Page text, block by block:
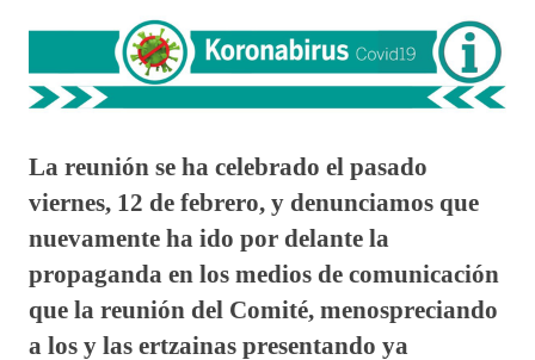
La reunión se ha celebrado el pasado
viernes, 12 de febrero, y denunciamos que
nuevamente ha ido por delante la
propaganda en los medios de comunicación
que la reunión del Comité, menospreciando
a los y las ertzainas presentando ya